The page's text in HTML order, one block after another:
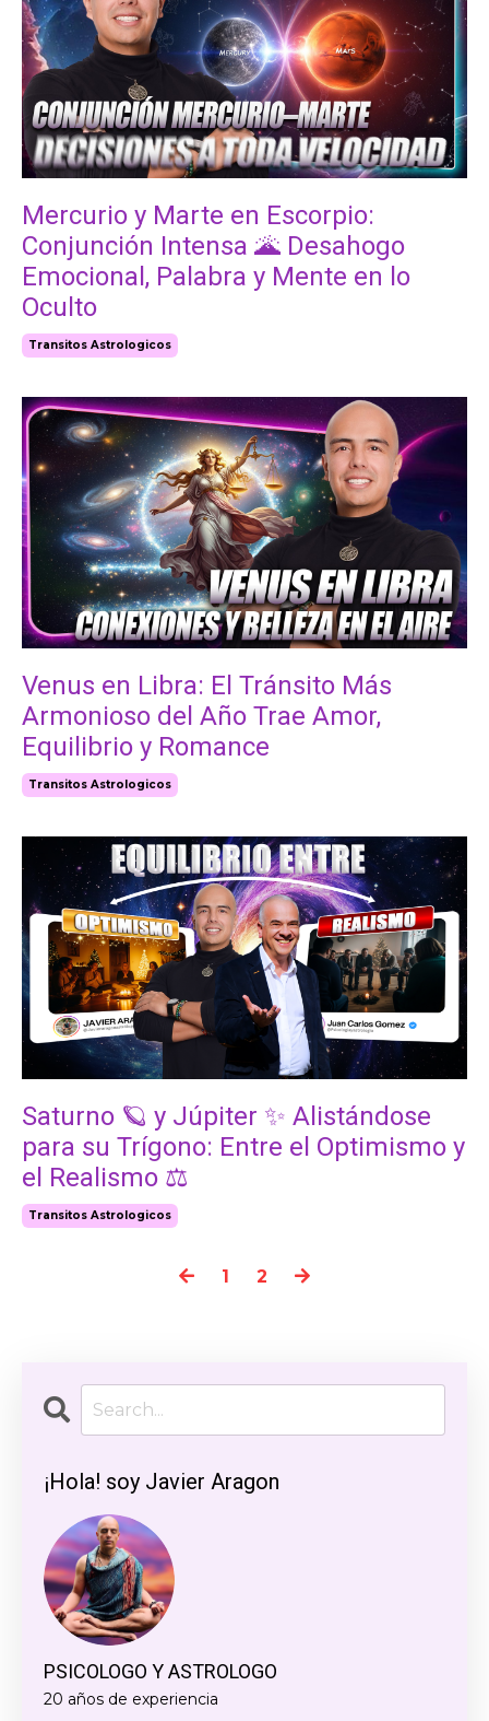
Mercurio y Marte en Escorpio:
Conjunción Intensa 🌋 Desahogo
Emocional, Palabra y Mente en lo
Oculto
Transitos Astrologicos
Venus en Libra: El Tránsito Más
Armonioso del Año Trae Amor,
Equilibrio y Romance
Transitos Astrologicos
Saturno 🪐 y Júpiter ✨ Alistándose
para su Trígono: Entre el Optimismo y
el Realismo ⚖️
Transitos Astrologicos
1 2
¡Hola! soy Javier Aragon
PSICOLOGO Y ASTROLOGO
20 años de experiencia